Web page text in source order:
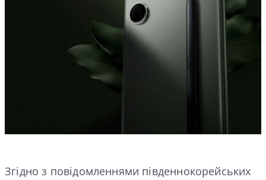
Згідно з повідомленнями південнокорейських